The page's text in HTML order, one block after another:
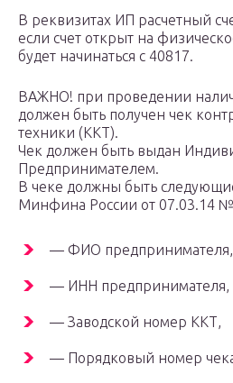
В реквизитах ИП расчетный
если счет открыт на
будет начинаться с 40817.
ВАЖНО! при проведении
должен быть получен чек
техники (ККТ).
Чек должен быть выдан
Предпринимателем.
В чеке должны быть
Минфина России от 07.03.14
— ФИО предпринимателя,
— ИНН предпринимателя,
— Заводской номер ККТ,
— Порядковый номер